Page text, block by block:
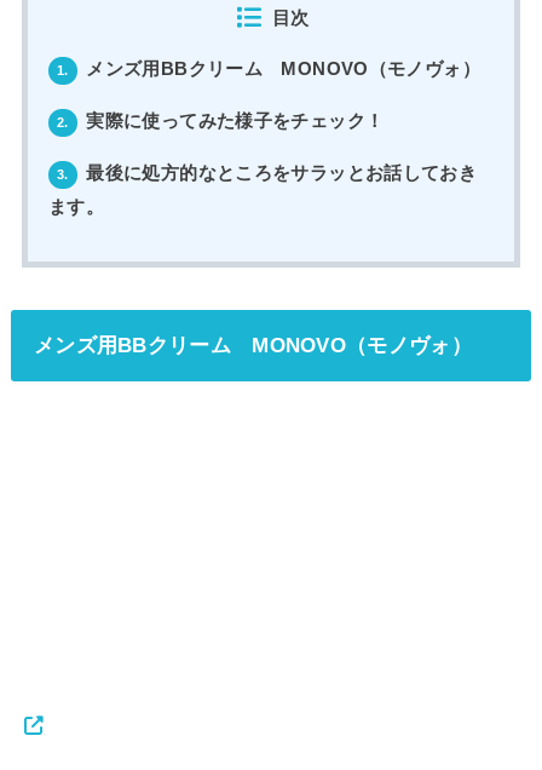
目次
1. メンズ用BBクリーム MONOVO（モノヴォ）
2. 実際に使ってみた様子をチェック！
3.
最後に処方的なところをサラッとお話しておき
ます。
メンズ用BBクリーム MONOVO（モノヴォ）